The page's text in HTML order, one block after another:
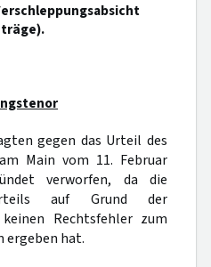
gegen das Urteil des
Main vom 11. Februar
verworfen, da die
auf Grund der
Rechtsfehler zum
ergeben hat.